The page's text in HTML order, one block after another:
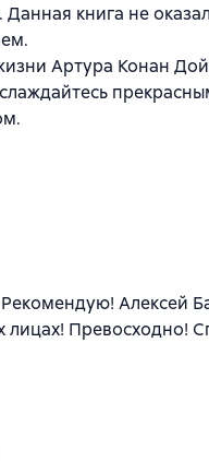
Данная книга не
Артура Конан
Алексей
лицах! Превосходно!